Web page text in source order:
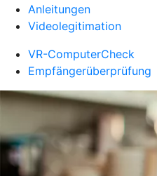
Anleitungen
Videolegitimation
VR-ComputerCheck
Empfängerüberprüfung